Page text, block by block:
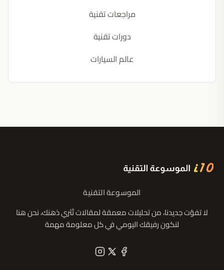
مراجعات تقنية
دورات تقنية
عالم السيارات
الموسوعة التقنية
لا تفوّت جديدنا، من تحليلات معمقة لمقالات تُثري ذهنك، نحن هنا
لنكون رفيقك اليومي في كل معلومة مهمة